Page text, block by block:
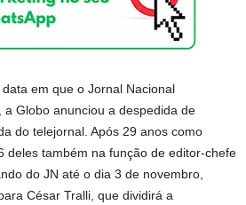
em que o Jornal Nacional
Globo anunciou a despedida de
do telejornal. Após 29 anos como
também na função de editor-chefe
do JN até o dia 3 de novembro,
César Tralli, que dividirá a